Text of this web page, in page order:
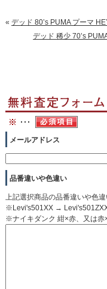
« デッド 80’s PUMA プーマ
デッド 稀少 70’s
メールアドレス
品番違いや色違い
上記選択商品の品番違いや色
※Levi's501XX →
※ナイキダンク 紺×赤、又は赤